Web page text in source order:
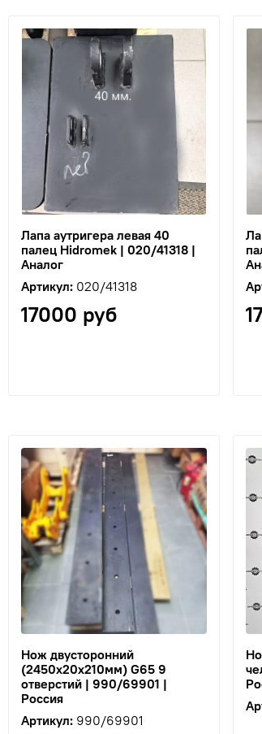
Лапа аутригера левая 40
палец Hidromek | 020/41318 |
Аналог
Артикул: 020/41318
17000 руб
Нож двусторонний
(2450х20х210мм) G65 9
отверстий | 990/69901 |
Россия
Артикул: 990/69901